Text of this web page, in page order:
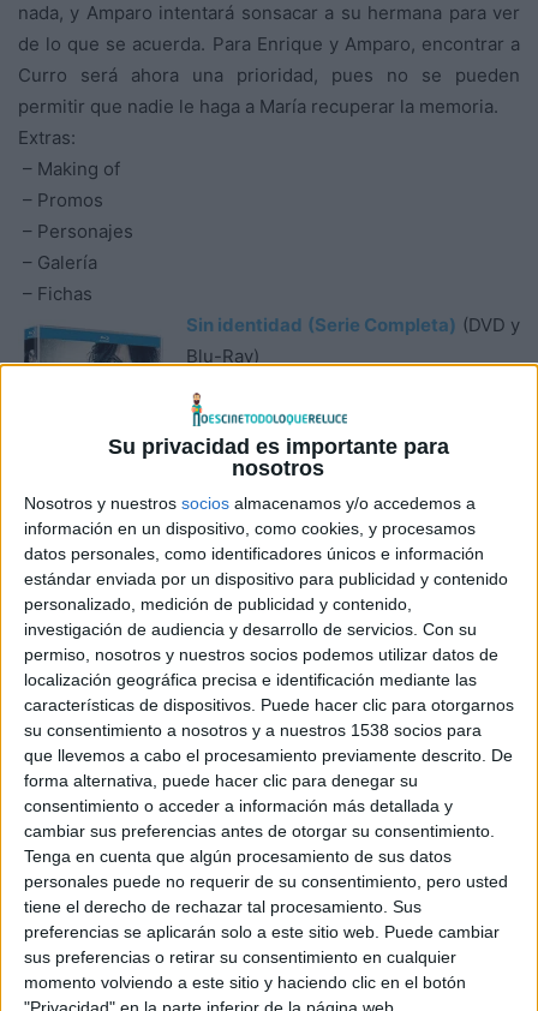
Su privacidad es importante para
nosotros
Nosotros y nuestros socios almacenamos y/o accedemos a
información en un dispositivo, como cookies, y procesamos
datos personales, como identificadores únicos e información
estándar enviada por un dispositivo para publicidad y contenido
personalizado, medición de publicidad y contenido,
investigación de audiencia y desarrollo de servicios. Con su
permiso, nosotros y nuestros socios podemos utilizar datos de
localización geográfica precisa e identificación mediante las
características de dispositivos. Puede hacer clic para otorgarnos
su consentimiento a nosotros y a nuestros 1538 socios para
que llevemos a cabo el procesamiento previamente descrito. De
forma alternativa, puede hacer clic para denegar su
consentimiento o acceder a información más detallada y
cambiar sus preferencias antes de otorgar su consentimiento.
Tenga en cuenta que algún procesamiento de sus datos
personales puede no requerir de su consentimiento, pero usted
tiene el derecho de rechazar tal procesamiento. Sus
preferencias se aplicarán solo a este sitio web. Puede cambiar
sus preferencias o retirar su consentimiento en cualquier
momento volviendo a este sitio y haciendo clic en el botón
nada, y Amparo intentará sonsacar a su hermana para ver
de lo que se acuerda. Para Enrique y Amparo, encontrar a
Curro será ahora una prioridad, pues no se pueden
permitir que nadie le haga a María recuperar la memoria.
Extras:
– Making of
– Promos
– Personajes
– Galería
– Fichas
Sin identidad (Serie Completa) (DVD y
Blu-Ray)
España, 1.753 min., 8 DVD, 7 BD
Reparto: Megan Montaner, Eloy Azorín,
Daniel Grao, Lydia Bosch, Jordi
Rebellón, Tito Valverde, Verónica
Sánchez, Victoria Abril, Miguel Ángel
Muñoz
Género: Drama
Idiomas: Español
Subtitulos: Español para sordos
Sinopsis: María se entera por casualidad que no es hija
biológica de sus padres, sino que fue una niña robada por
una red de extorsión, robo y tráfico de bebés. Al investigar
el oscuro origen de su nacimiento, María descubre que
miembros de su propia familia están implicados en la red.
Cuando se dispone a denunciar los hechos alguien
consigue que la encarcelen mientras está en China. Tras
escapar de prisión, María adopta la nueva identidad de
Mercedes Dantés y regresa a España para llevar a cabo su
implacable venganza. María da a conocer a su familia que
sigue con vida, noticia que conmociona a toda el mundo.